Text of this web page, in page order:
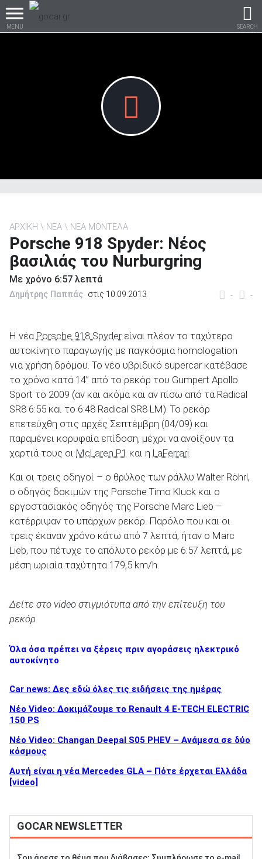
MENU SEARCH
Βρες τα πάντα για το
αυτοκίνητο!
βρες το!
Καινούρια
Μεταχειρισμένα
ΑΝΑΖΗΤΗΣΗ
Επιχειρήσεις
ΑΝΑΖΗΤΗΣΗ
ΑΡΧΙΚΗ ΝΕΑ ΝΕΑ ΜΟΝΤΕΛΑ
Porsche 918 Spyder: Νέος
βασιλιάς του Nurburgring
Με χρόνο 6:57 λεπτά
- -
Δημήτρης Παππάς στις 10.09.2013
Η νέα Porsche 918 Spyder είναι πλέον το ταχύτερο
αυτοκίνητο παραγωγής με παγκόσμια homologation
για χρήση δρόμου. Το νέο υβριδικό supercar κατέβασε
το χρόνο κατά 14’’ από το ρεκόρ του Gumpert Apollo
Sport το 2009 (αν και ακόμα και αν πίσω από τα Radical
SR8 6:55 και το 6:48 Radical SR8 LM). Το ρεκόρ
επετεύχθη στις αρχές Σεπτέμβρη (04/09) και
παραμένει κορυφαία επίδοση, μέχρι να ανοίξουν τα
χαρτιά τους οι McLaren P1 και η LaFerrari
Και οι τρεις οδηγοί – ο θρύλος των ράλλυ Walter Röhrl,
ο οδηγός δοκιμών της Porsche Timo Kluck και o
εργοστασιακός οδηγός της Porsche Marc Lieb –
κατέρριψαν το υπάρχων ρεκόρ. Παρόλο που και οι
τρεις έκαναν χρόνο κάτω από 7 λεπτά, ήταν ο Marc
Lieb, που πέτυχε το απόλυτο ρεκόρ με 6:57 λεπτά, με
μέση ωριαία ταχύτητα 179,5 km/h.
Δείτε στο video στιγμιότυπα από την επίτευξη του
ρεκόρ
Όλα όσα πρέπει να ξέρεις πριν αγοράσεις ηλεκτρικό
αυτοκίνητο
Car news: Δες εδώ όλες τις ειδήσεις της ημέρας
Νέο Video: Δοκιμάζουμε το Renault 4 E-TECH ELECTRIC
150 PS
Νέο Video: Changan Deepal S05 PHEV – Ανάμεσα σε δύο
κόσμους
Αυτή είναι η νέα Mercedes GLA – Πότε έρχεται Ελλάδα
[video]
GOCAR NEWSLETTER